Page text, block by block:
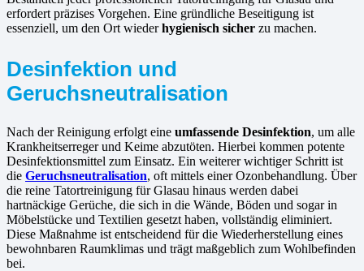
erfordert präzises Vorgehen. Eine gründliche Beseitigung ist
essenziell, um den Ort wiederhygienisch sicher zu machen.
Desinfektion und
Geruchsneutralisation
Nach der Reinigung erfolgt eine umfassende Desinfektion, um alle
Krankheitserreger und Keime abzutöten. Hierbei kommen potente
Desinfektionsmittel zum Einsatz. Ein weiterer wichtiger Schritt ist
die Geruchsneutralisation, oft mittels einer Ozonbehandlung. Über
die reine Tatortreinigung für Glasau hinaus werden dabei
hartnäckige Gerüche, die sich in die Wände, Böden und sogar in
Möbelstücke und Textilien gesetzt haben, vollständig eliminiert.
Diese Maßnahme ist entscheidend für die Wiederherstellung eines
bewohnbaren Raumklimas und trägt maßgeblich zum Wohlbefinden
bei.